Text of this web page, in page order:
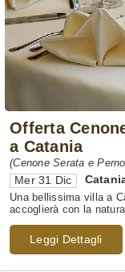
Offerta
a Catania
(Cenone Serata e
Mer 31 Dic
Una bellissima villa a
accoglierà con la
Leggi Dettagli